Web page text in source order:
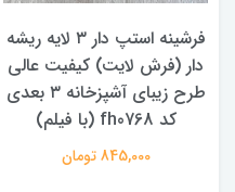
فرشینه استپ دار ۳ لایه ریشه
دار (فرش لایت) کیفیت عالی
طرح زیبای آشپزخانه ۳ بعدی
کد fh0768 (با فیلم)
845,000 تومان